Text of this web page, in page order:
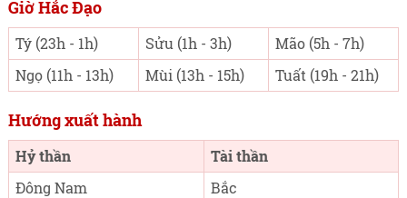
Giờ Hắc Đạo
Tý (23h - 1h) Sửu (1h - 3h)
Mão (5h - 7h)
Ngọ (11h - 13h)
Mùi (13h - 15h) Tuất (19h - 21h)
Hướng xuất hành
Hỷ thần
Tài thần
Đông Nam
Bắc